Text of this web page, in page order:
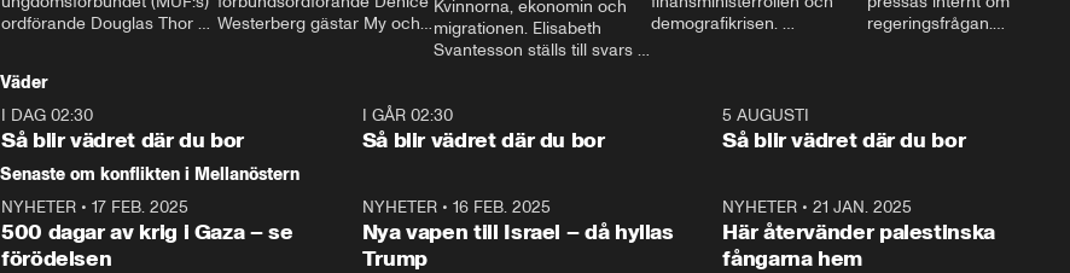
ordförande Douglas Thor
tonårsutvisningarna och hur
Moderaterna ska locka
väljare till valet i höst.
Westerberg gästar My och
Kvinnorna, ekonomin och
migrationen. Elisabeth
Svantesson ställs till svars
demografikrisen.
och Makten.
regeringsfrågan.
– Vi ställer upp i val. Ska vi
vara med så sitter vi förstås
Väder
I DAG 02:30
Så blir vädret där du bor
1:06
I GÅR 02:30
Så blir vädret där du bor
5 AUGUSTI
Så blir vädret där du bor
Senaste om konflikten i Mellanöstern
NYHETER • 17 FEB. 2025
500 dagar av krig i Gaza – se
förödelsen
NYHETER• 16 FEB. 2025
Nya vapen till Israel – då hyllas
Trump
NYHETER •21 JAN. 2025
Här återvänder palestinska
fångarna hem